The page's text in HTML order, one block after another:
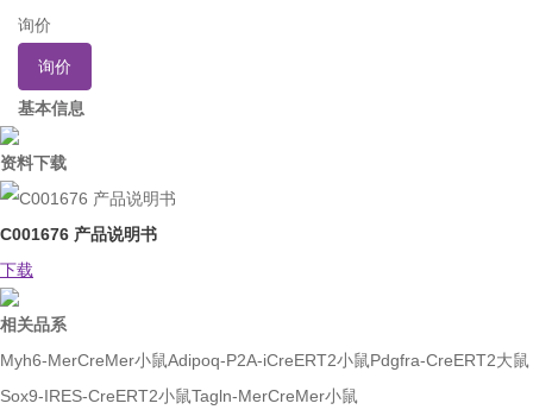
询价
询价
基本信息
资料下载
C001676 产品说明书
下载
相关品系
Myh6-MerCreMer小鼠Adipoq-P2A-iCreERT2小鼠Pdgfra-CreERT2大鼠
Sox9-IRES-CreERT2小鼠Tagln-MerCreMer小鼠